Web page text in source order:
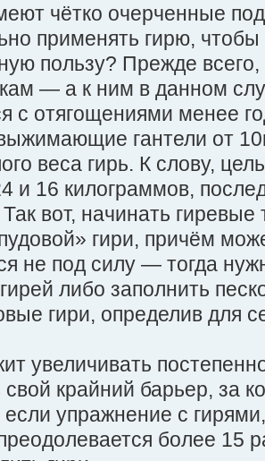
чётко очерченные
применять гирю, чтобы
пользу? Прежде всего,
— а к ним в данном
с отягощениями менее
гантели от
веса гирь. К слову,
и 16 килограммов,
вот, начинать гиревые
гири, причём
не под силу — тогда
либо заполнить
гири, определив для
увеличивать
свой крайний барьер, за
упражнение с
более 15